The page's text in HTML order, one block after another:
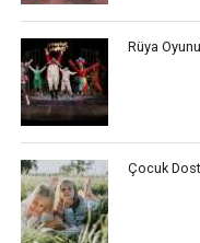
Rüya Oyunu
Çocuk